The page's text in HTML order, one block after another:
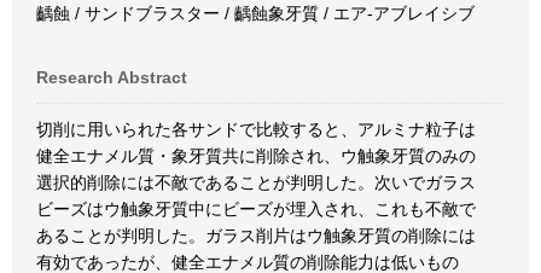
齲蝕 / サンドブラスター / 齲蝕象牙質 / エア-アブレイシブ
Research Abstract
切削に用いられた各サンドで比較すると、アルミナ粒子は
健全エナメル質・象牙質共に削除され、ウ触象牙質のみの
選択的削除には不敵であることが判明した。次いでガラス
ビーズはウ触象牙質中にビーズが埋入され、これも不敵で
あることが判明した。ガラス削片はウ触象牙質の削除には
有効であったが、健全エナメル質の削除能力は低いもの